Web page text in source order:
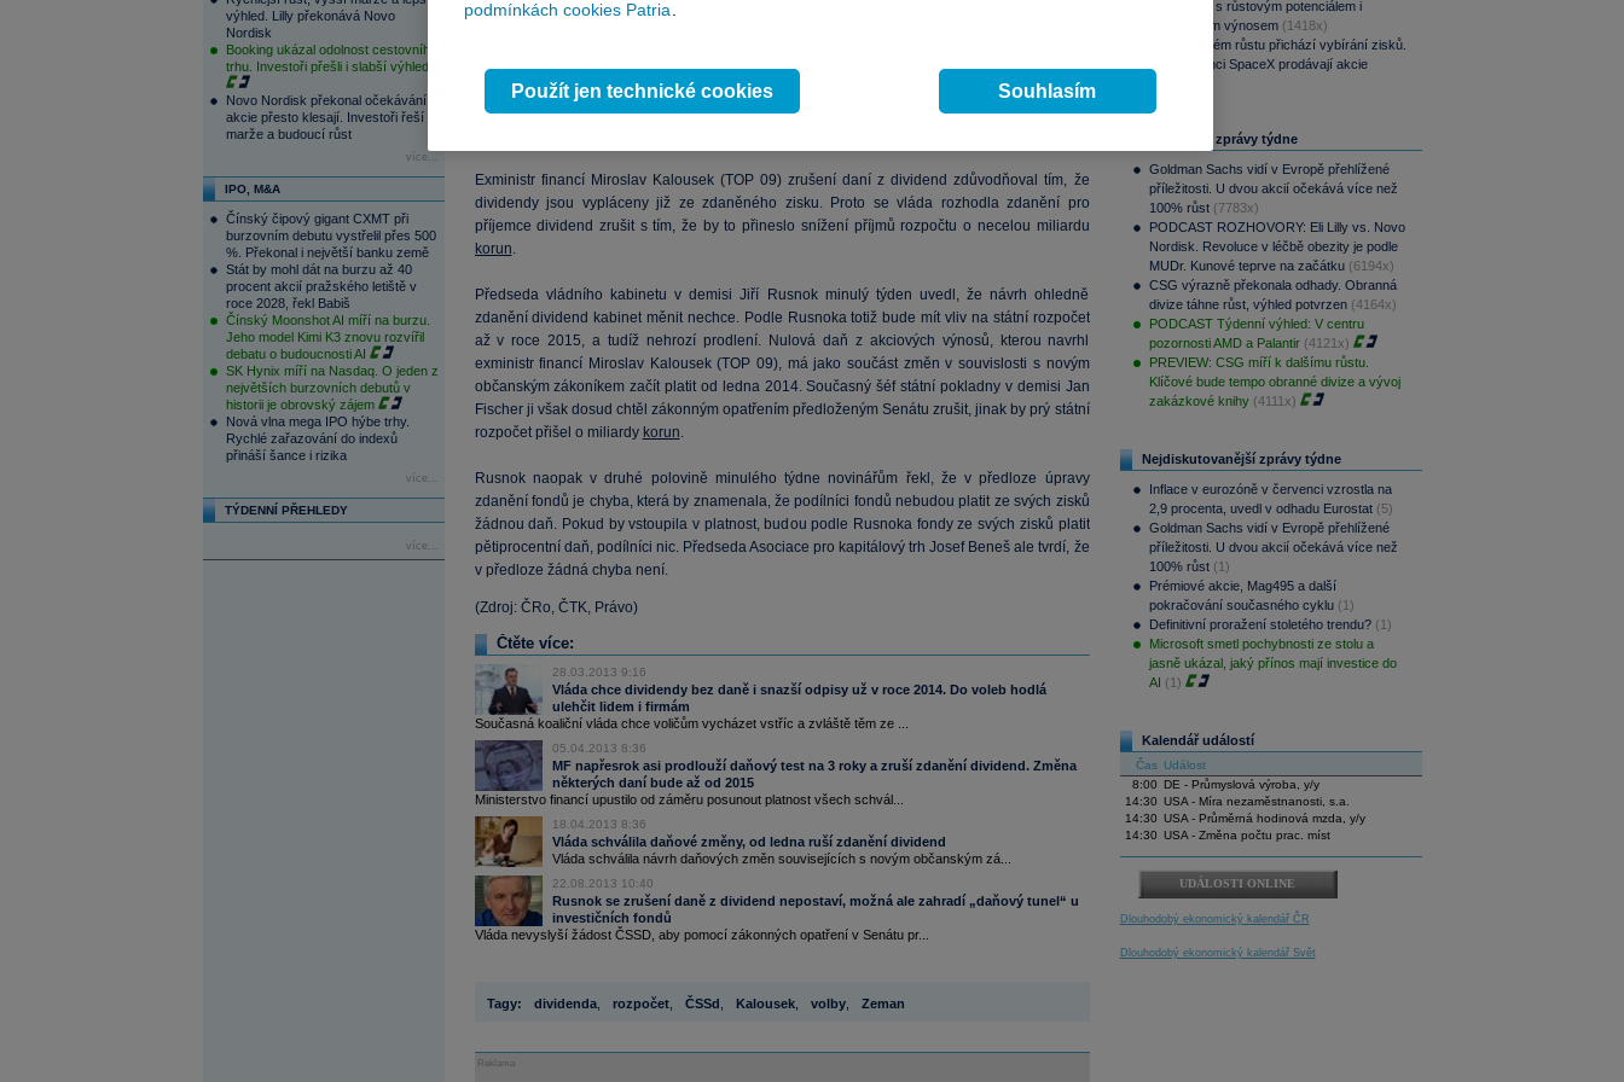
výhled. Lilly překonává Novo
Nordisk
Booking ukázal odolnost cestovního
trhu. Investoři přešli i slabší výhled
Novo Nordisk překonal očekávání,
akcie přesto klesají. Investoři řeší
marže a budoucí růst
více...
IPO, M&A
Čínský čipový gigant CXMT při
burzovním debutu vystřelil přes 500
%. Překonal i největší banku země
Stát by mohl dát na burzu až 40
procent akcií pražského letiště v
roce 2028, řekl Babiš
Čínský Moonshot AI míří na burzu.
Jeho model Kimi K3 znovu rozvířil
debatu o budoucnosti AI
SK Hynix míří na Nasdaq. O jeden z
největších burzovních debutů v
historii je obrovský zájem
Nová vlna mega IPO hýbe trhy.
Rychlé zařazování do indexů
přináší šance i rizika
více...
TÝDENNÍ PŘEHLEDY
více...
seriózních ekonomů a seriózních politiků může dovolit," dotázal se prezident.
Předseda ČSSD Bohuslav Sobotka v pátek stanovisko strany zdůvodnil tím, že "pro sociální
demokracii je nepřijatelné, aby hlasovala pro takové návrhy, které znamenají obrovské riziko
a skutečný tunel pro veřejné rozpočty". Kvůli daňovému balíčku by státní rozpočet podle
Exministr financí Miroslav Kalousek (TOP 09) zrušení daní z dividend zdůvodňoval tím, že
dividendy jsou vypláceny již ze zdaněného zisku. Proto se vláda rozhodla zdanění pro
příjemce dividend zrušit s tím, že by to přineslo snížení příjmů rozpočtu o necelou miliardu
korun.
Předseda vládního kabinetu v demisi Jiří Rusnok minulý týden uvedl, že návrh ohledně
zdanění dividend kabinet měnit nechce. Podle Rusnoka totiž bude mít vliv na státní rozpočet
až v roce 2015, a tudíž nehrozí prodlení. Nulová daň z akciových výnosů, kterou navrhl
exministr financí Miroslav Kalousek (TOP 09), má jako součást změn v souvislosti s novým
občanským zákoníkem začít platit od ledna 2014. Současný šéf státní pokladny v demisi Jan
Fischer ji však dosud chtěl zákonným opatřením předloženým Senátu zrušit, jinak by prý státní
rozpočet přišel o miliardy korun.
Rusnok naopak v druhé polovině minulého týdne novinářům řekl, že v předloze úpravy
zdanění fondů je chyba, která by znamenala, že podílníci fondů nebudou platit ze svých zisků
žádnou daň. Pokud by vstoupila v platnost, budou podle Rusnoka fondy ze svých zisků platit
pětiprocentní daň, podílníci nic. Předseda Asociace pro kapitálový trh Josef Beneš ale tvrdí, že
v předloze žádná chyba není.
(Zdroj: ČRo, ČTK, Právo)
Čtěte více:
28.03.2013 9:16
Vláda chce dividendy bez daně i snazší odpisy už v roce 2014. Do voleb hodlá
ulehčit lidem i firmám
Současná koaliční vláda chce voličům vycházet vstříc a zvláště těm ze ...
05.04.2013 8:36
MF napřesrok asi prodlouží daňový test na 3 roky a zruší zdanění dividend. Změna
některých daní bude až od 2015
Ministerstvo financí upustilo od záměru posunout platnost všech schvál...
18.04.2013 8:36
Vláda schválila daňové změny, od ledna ruší zdanění dividend
Vláda schválila návrh daňových změn souvisejících s novým občanským zá...
22.08.2013 10:40
Rusnok se zrušení daně z dividend nepostaví, možná ale zahradí „daňový tunel“ u
investičních fondů
Vláda nevyslyší žádost ČSSD, aby pomocí zákonných opatření v Senátu pr...
Tagy: dividenda, rozpočet, ČSSd Kalousek, volby, Zeman
Reklama
aristokraty s růstovým potenciálem i
pravidelným výnosem (1418x)
Po raketovém růstu přichází vybírání zisků.
Zaměstnanci SpaceX prodávají akcie
Nejčtenější zprávy týdne
Goldman Sachs vidí v Evropě přehlížené
příležitosti. U dvou akcií očekává více než
100% růst (7783x)
PODCAST ROZHOVORY: Eli Lilly vs. Novo
Nordisk. Revoluce v léčbě obezity je podle
MUDr. Kunové teprve na začátku (6194x)
CSG výrazně překonala odhady. Obranná
divize táhne růst, výhled potvrzen (4164x)
PODCAST Týdenní výhled: V centru
pozornosti AMD a Palantir (4121x)
PREVIEW: CSG míří k dalšímu růstu.
Klíčové bude tempo obranné divize a vývoj
zakázkové knihy (4111x)
Nejdiskutovanější zprávy týdne
Inflace v eurozóně v červenci vzrostla na
2,9 procenta, uvedl v odhadu Eurostat (5)
Goldman Sachs vidí v Evropě přehlížené
příležitosti. U dvou akcií očekává více než
100% růst (1)
Prémiové akcie, Mag495 a další
pokračování současného cyklu (1)
Definitivní proražení stoletého trendu? (1)
Microsoft smetl pochybnosti ze stolu a
jasně ukázal, jaký přínos mají investice do
AI (1)
Kalendář událostí
Čas Událost
8:00
DE - Průmyslová výroba, y/y
14:30 USA - Míra nezaměstnanosti, s.a.
14:30 USA - Průměrná hodinová mzda, y/y
14:30 USA - Změna počtu prac. míst
UDÁLOSTI ONLINE
Dlouhodobý ekonomický kalendář ČR
Dlouhodobý ekonomický kalendář Svět
podmínkách cookies Patria
Použít jen technické cookies Souhlasím